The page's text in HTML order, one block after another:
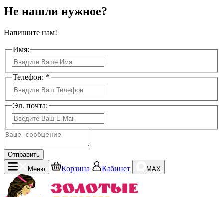
Не нашли нужное?
Напишите нам!
Имя:
Телефон: *
Эл. почта:
Отправить
Меню
Корзина Кабинет MAX